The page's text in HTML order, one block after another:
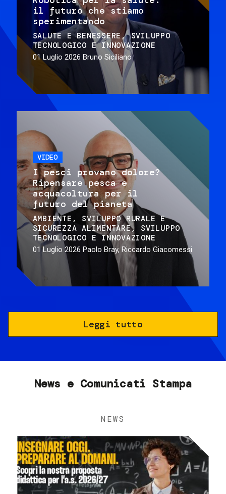
il futuro che stiamo
sperimentando
SALUTE E BENESSERE
SVILUPPO
TECNOLOGICO E INNOVAZIONE
01 Luglio 2026 Bruno Siciliano
VIDEO
I pesci provano dolore?
Ripensare pesca e
acquacoltura per il
futuro del pianeta
AMBIENTE
SVILUPPO RURALE E
SICUREZZA ALIMENTARE
SVILUPPO
TECNOLOGICO E INNOVAZIONE
01 Luglio 2026 Paolo Bray, Riccardo Giacomessi
Leggi tutto
News e Comunicati Stampa
NEWS